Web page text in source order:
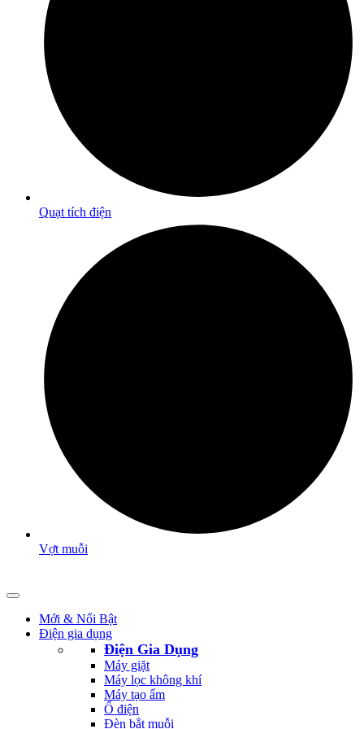
Quạt tích điện
Vợt muỗi
Mới & Nổi Bật
Điện gia dụng
Điện Gia Dụng
Máy giặt
Máy lọc không khí
Máy tạo ẩm
Ổ điện
Đèn bắt muỗi